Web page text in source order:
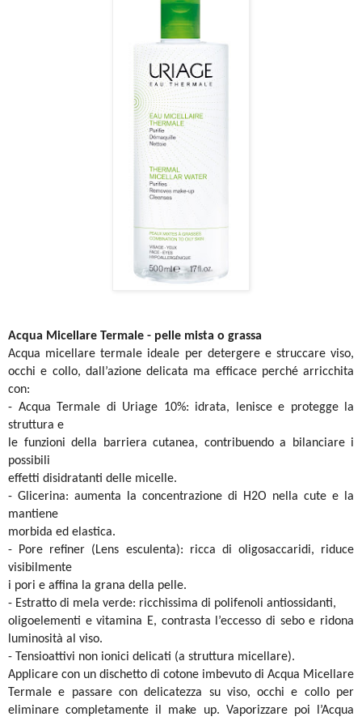
Acqua Micellare Termale - pelle mista o grassa
Acqua micellare termale ideale per detergere e struccare viso,
occhi e collo, dall’azione delicata ma efficace perché arricchita
con:
- Acqua Termale di Uriage 10%: idrata, lenisce e protegge la
struttura e
le funzioni della barriera cutanea, contribuendo a bilanciare i
possibili
effetti disidratanti delle micelle.
- Glicerina: aumenta la concentrazione di H2O nella cute e la
mantiene
morbida ed elastica.
- Pore refiner (Lens esculenta): ricca di oligosaccaridi, riduce
visibilmente
i pori e affina la grana della pelle.
- Estratto di mela verde: ricchissima di polifenoli antiossidanti,
oligoelementi e vitamina E, contrasta l’eccesso di sebo e ridona
luminosità al viso.
- Tensioattivi non ionici delicati (a struttura micellare).
Applicare con un dischetto di cotone imbevuto di Acqua Micellare
Termale e passare con delicatezza su viso, occhi e collo per
eliminare completamente il make up. Vaporizzare poi l’Acqua